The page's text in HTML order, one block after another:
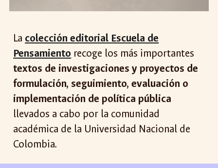
La colección editorial Escuela de
Pensamiento recoge los más importantes
textos de investigaciones y proyectos de
formulación, seguimiento, evaluación o
implementación de política pública
llevados a cabo por la comunidad
académica de la Universidad Nacional de
Colombia.